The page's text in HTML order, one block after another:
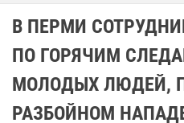
В ПЕРМИ
ПО ГОРЯЧИМ
МОЛОДЫХ ЛЮДЕЙ,
РАЗБОЙНОМ